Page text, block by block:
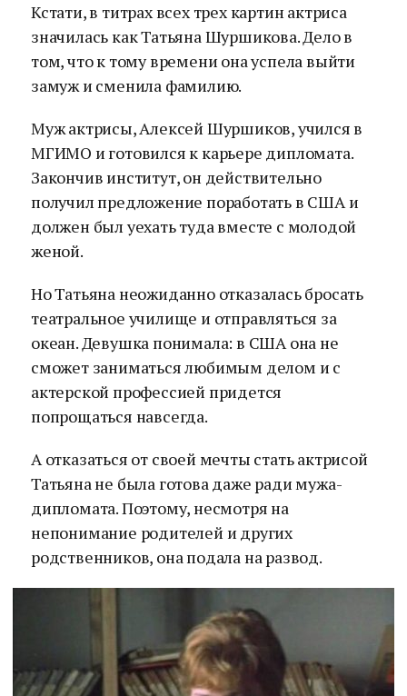
Кстати, в титрах всех трех картин актриса
значилась как Татьяна Шуршикова. Дело в
том, что к тому времени она успела выйти
замуж и сменила фамилию.
Муж актрисы, Алексей Шуршиков, учился в
МГИМО и готовился к карьере дипломата.
Закончив институт, он действительно
получил предложение поработать в США и
должен был уехать туда вместе с молодой
женой.
Но Татьяна неожиданно отказалась бросать
театральное училище и отправляться за
океан. Девушка понимала: в США она не
сможет заниматься любимым делом и с
актерской профессией придется
попрощаться навсегда.
А отказаться от своей мечты стать актрисой
Татьяна не была готова даже ради мужа-
дипломата. Поэтому, несмотря на
непонимание родителей и других
родственников, она подала на развод.